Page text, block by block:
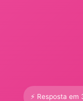
⚡ Resposta em